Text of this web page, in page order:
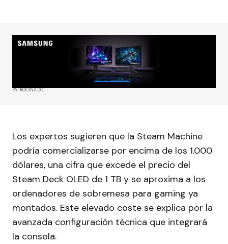
PATROCINADO
Los expertos sugieren que la Steam Machine
podría comercializarse por encima de los 1.000
dólares, una cifra que excede el precio del
Steam Deck OLED de 1 TB y se aproxima a los
ordenadores de sobremesa para gaming ya
montados. Este elevado coste se explica por la
avanzada configuración técnica que integrará
la consola.